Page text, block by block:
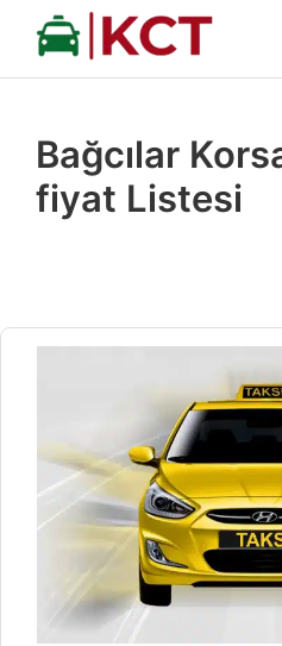
İçeriğe
Bağcılar
fiyat Listesi